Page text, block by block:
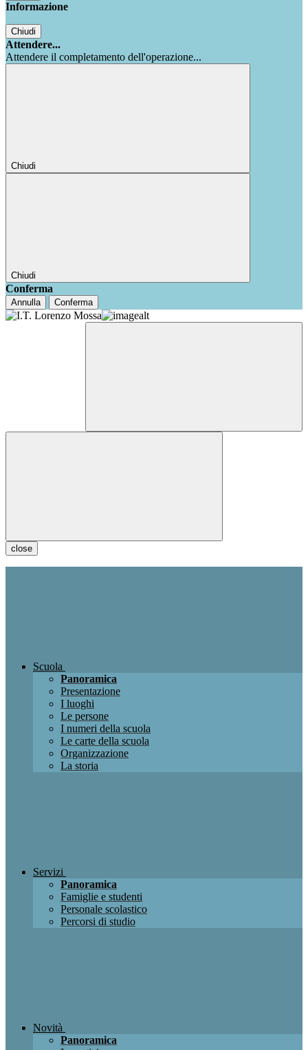
Informazione
Chiudi
Attendere...
Attendere il completamento dell'operazione...
Chiudi
Chiudi
Conferma
Annulla Conferma
close
Scuola
Panoramica
Presentazione
I luoghi
Le persone
I numeri della scuola
Le carte della scuola
Organizzazione
La storia
Servizi
Panoramica
Famiglie e studenti
Personale scolastico
Percorsi di studio
Novità
Panoramica